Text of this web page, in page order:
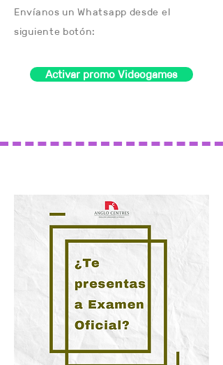
Envíanos un Whatsapp desde el
siguiente botón:
Activar promo Videogames